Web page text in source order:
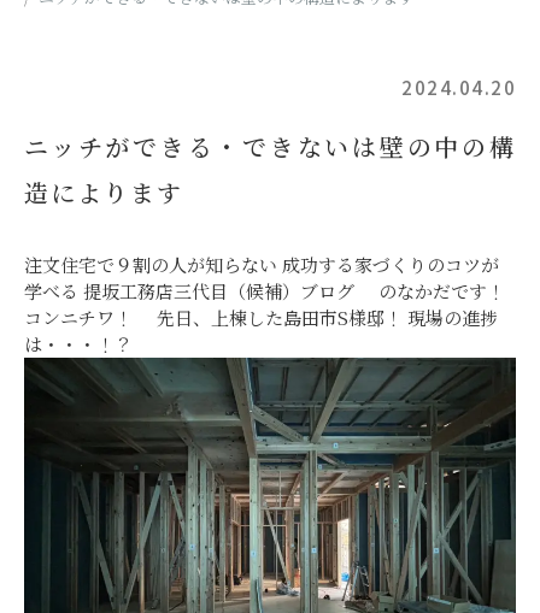
2024.04.20
ニッチができる・できないは壁の中の構
造によります
注文住宅で９割の人が知らない 成功する家づくりのコツが
学べる 提坂工務店三代目（候補）ブログ のなかだです！
コンニチワ！ 先日、上棟した島田市S様邸！ 現場の進捗
は・・・！？